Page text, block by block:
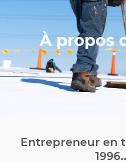
À propos
Entrepreneur en